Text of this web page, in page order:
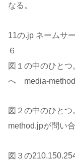
なる。
11の.jp ネームサ
６
図１の中のひと
へ media-
図２の中のひと
method.jpが問い
図３の